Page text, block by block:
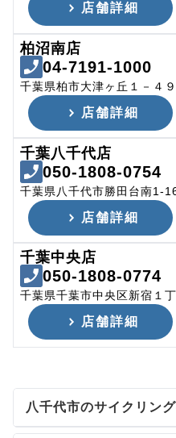
店舗詳細
柏沼南店
04-7191-1000
千葉県柏市大津ヶ丘１－４９
店舗詳細
千葉八千代店
050-1808-0754
千葉県八千代市勝田台南1-
店舗詳細
千葉中央店
050-1808-0774
千葉県千葉市中央区新宿１
店舗詳細
八千代市のサイクリン